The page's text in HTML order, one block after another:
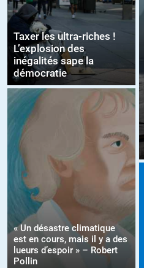
Taxer les ultra-riches !
L’explosion des
inégalités sape la
démocratie
« Un désastre climatique
est en cours, mais il y a des
lueurs d’espoir » – Robert
Pollin